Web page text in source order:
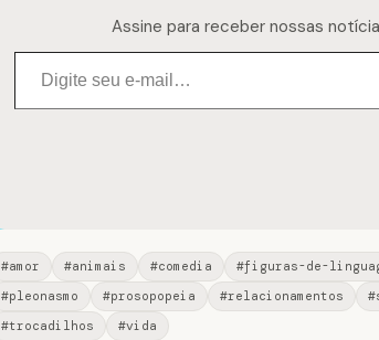
Assine para receber nossas
Digite seu e-mail…
#amor #animais #comedia #figuras-de-
#pleonasmo
#prosopopeia #relacionamentos
#trocadilhos
#vida